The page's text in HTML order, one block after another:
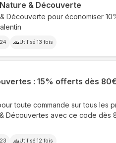
& Découverte
Découverte pour économiser
Utilisé 13 fois
: 15% offerts dès 80€
toute commande sur tous les
Découvertes avec ce code dès
Utilisé 12 fois